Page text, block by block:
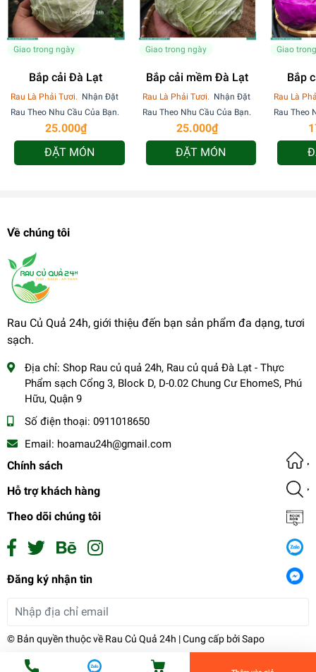
Giao trong ngày
Bắp cải Đà Lạt
Rau Là Phải Tươi. Nhận Đặt
Rau Theo Nhu Cầu Của Bạn.
25.000₫
ĐẶT MÓN
Giao trong ngày
Bắp cải mềm Đà Lạt
Rau Là Phải Tươi. Nhận Đặt
Rau Theo Nhu Cầu Của Bạn.
25.000₫
ĐẶT MÓN
Giao
Rau Là
Rau Theo
Về chúng tôi
Rau Củ Quả 24h, giới thiệu đến bạn sản phẩm đa dạng, tươi
sạch.
Địa chỉ: Shop Rau củ quả 24h, Rau củ quả Đà Lạt - Thực
Phẩm sạch Cổng 3, Block D, D-0.02 Chung Cư EhomeS, Phú
Hữu, Quận 9
Số điện thoại: 0911018650
Email: hoamau24h@gmail.com
Chính sách
Hỗ trợ khách hàng
Theo dõi chúng tôi
Đăng ký nhận tin
© Bản quyền thuộc về Rau Củ Quả 24h | Cung cấp bởiSapo
25.000₫
Tiến Hành Thanh Toán